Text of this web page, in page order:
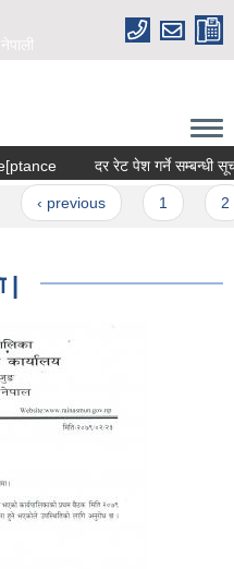
नेपाली
दर रेट पेश गर्ने सम्बन्धी
‹ previous